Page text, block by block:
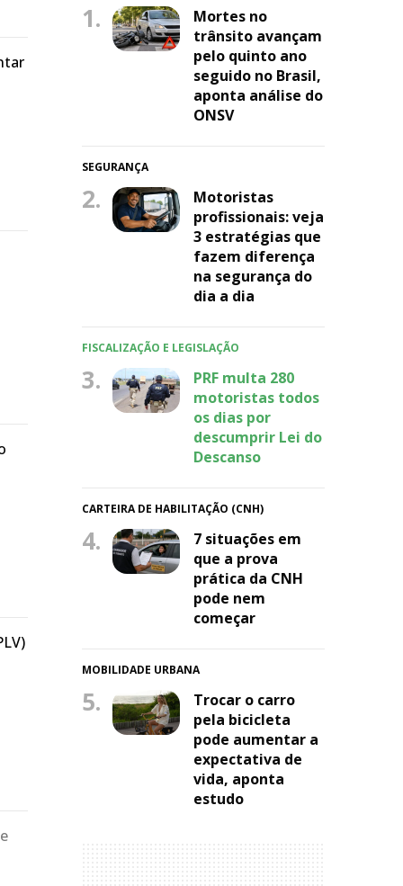
1.
Mortes no
trânsito avançam
pelo quinto ano
seguido no Brasil,
aponta análise do
ONSV
SEGURANÇA
2.
Motoristas
profissionais: veja
3 estratégias que
fazem diferença
na segurança do
dia a dia
FISCALIZAÇÃO E LEGISLAÇÃO
3.
PRF multa 280
motoristas todos
os dias por
descumprir Lei do
Descanso
CARTEIRA DE HABILITAÇÃO (CNH)
4.
7 situações em
que a prova
prática da CNH
pode nem
começar
MOBILIDADE URBANA
5.
Trocar o carro
pela bicicleta
pode aumentar a
expectativa de
vida, aponta
estudo